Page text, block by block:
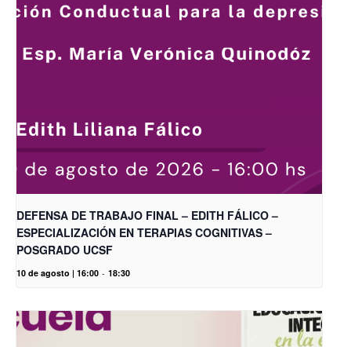
DEFENSA DE TRABAJO FINAL – EDITH FÁLICO –
ESPECIALIZACIÓN EN TERAPIAS COGNITIVAS –
POSGRADO UCSF
10 de agosto | 16:00 - 18:30